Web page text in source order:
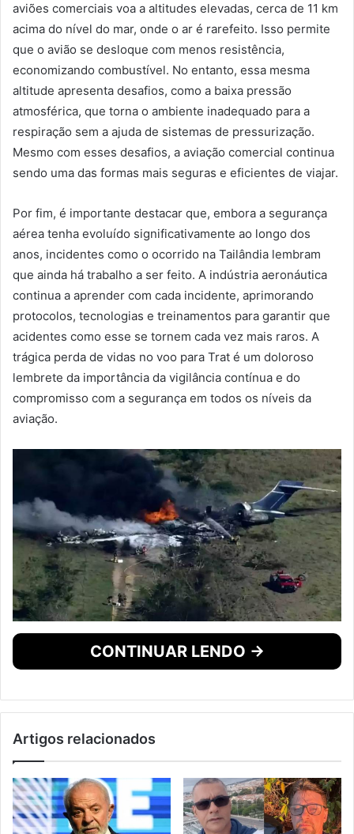
aviões comerciais voa a altitudes elevadas, cerca de 11 km
acima do nível do mar, onde o ar é rarefeito. Isso permite
que o avião se desloque com menos resistência,
economizando combustível. No entanto, essa mesma
altitude apresenta desafios, como a baixa pressão
atmosférica, que torna o ambiente inadequado para a
respiração sem a ajuda de sistemas de pressurização.
Mesmo com esses desafios, a aviação comercial continua
sendo uma das formas mais seguras e eficientes de viajar.
Por fim, é importante destacar que, embora a segurança
aérea tenha evoluído significativamente ao longo dos
anos, incidentes como o ocorrido na Tailândia lembram
que ainda há trabalho a ser feito. A indústria aeronáutica
continua a aprender com cada incidente, aprimorando
protocolos, tecnologias e treinamentos para garantir que
acidentes como esse se tornem cada vez mais raros. A
trágica perda de vidas no voo para Trat é um doloroso
lembrete da importância da vigilância contínua e do
compromisso com a segurança em todos os níveis da
aviação.
CONTINUAR LENDO →
Artigos relacionados